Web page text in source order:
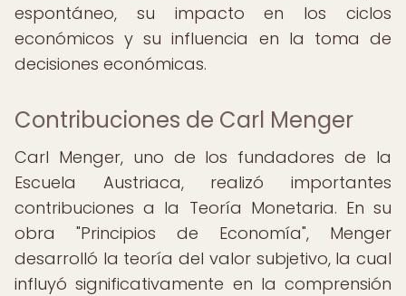
espontáneo, su impacto en los ciclos
económicos y su influencia en la toma de
decisiones económicas.
Contribuciones de Carl Menger
Carl Menger, uno de los fundadores de la
Escuela Austriaca, realizó importantes
contribuciones a la Teoría Monetaria. En su
obra "Principios de Economía", Menger
desarrolló la teoría del valor subjetivo, la cual
influyó significativamente en la comprensión